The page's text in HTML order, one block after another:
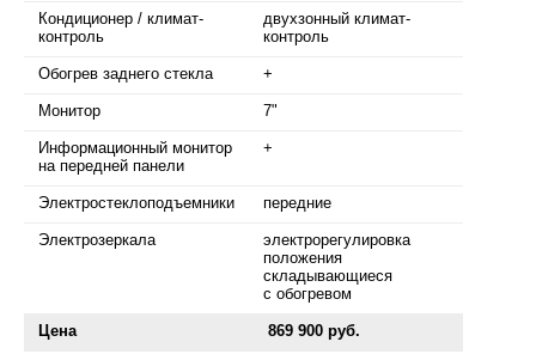
Кондиционер / климат-
контроль
двухзонный климат-
контроль
Обогрев заднего стекла +
Монитор 7"
Информационный монитор
на передней панели
+
Электростеклоподъемники передние
Электрозеркала
электрорегулировка
положения
складывающиеся
с обогревом
Цена 869 900 руб.